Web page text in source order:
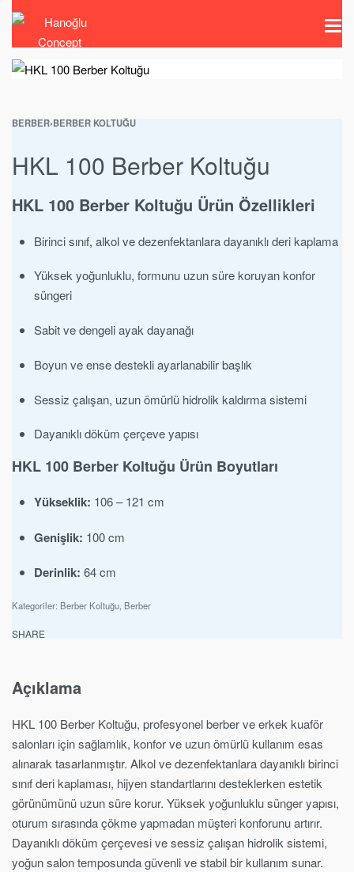
BERBER›BERBER KOLTUĞU
HKL 100 Berber Koltuğu
HKL 100 Berber Koltuğu Ürün Özellikleri
Birinci sınıf, alkol ve dezenfektanlara dayanıklı deri kaplama
Yüksek yoğunluklu, formunu uzun süre koruyan konfor
süngeri
Sabit ve dengeli ayak dayanağı
Boyun ve ense destekli ayarlanabilir başlık
Sessiz çalışan, uzun ömürlü hidrolik kaldırma sistemi
Dayanıklı döküm çerçeve yapısı
HKL 100 Berber Koltuğu Ürün Boyutları
Yükseklik: 106 – 121 cm
Genişlik: 100 cm
Derinlik: 64 cm
Kategoriler: Berber Koltuğu, Berber
SHARE
Açıklama
HKL 100 Berber Koltuğu, profesyonel berber ve erkek kuaför
salonları için sağlamlık, konfor ve uzun ömürlü kullanım esas
alınarak tasarlanmıştır. Alkol ve dezenfektanlara dayanıklı birinci
sınıf deri kaplaması, hijyen standartlarını desteklerken estetik
görünümünü uzun süre korur. Yüksek yoğunluklu sünger yapısı,
oturum sırasında çökme yapmadan müşteri konforunu artırır.
Dayanıklı döküm çerçevesi ve sessiz çalışan hidrolik sistemi,
yoğun salon temposunda güvenli ve stabil bir kullanım sunar.